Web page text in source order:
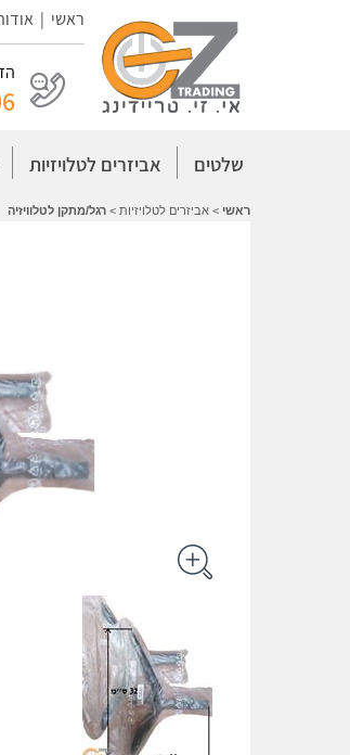
ראשי |
שלטים אביזרים לטלויזיות
ראשי > אביזרים לטלויזיות > רגל/מתקן לטלוויזיה